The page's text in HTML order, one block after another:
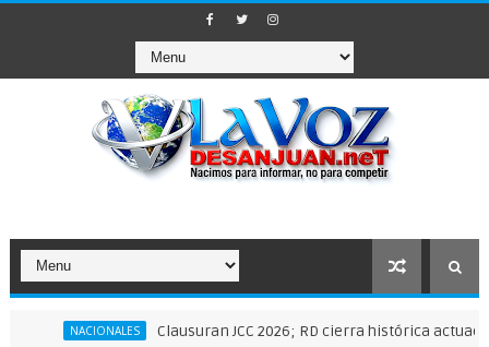
NACIONALES Clausuran JCC 2026; RD cierra histórica actuación